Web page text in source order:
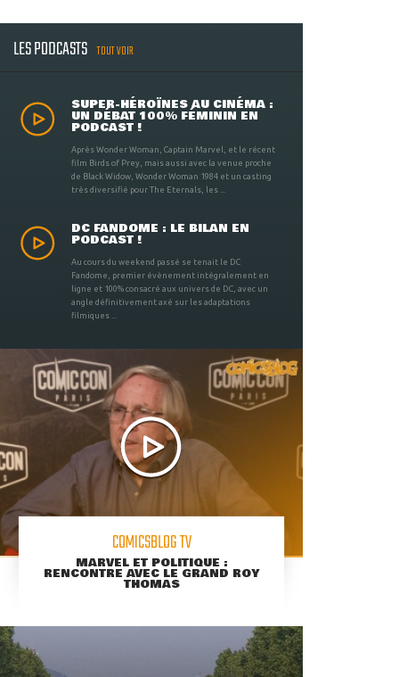
LES PODCASTS TOUT VOIR
SUPER-HÉROÏNES AU CINÉMA :
UN DÉBAT 100% FÉMININ EN
PODCAST !
Après Wonder Woman, Captain Marvel, et le récent
film Birds of Prey, mais aussi avec la venue proche
de Black Widow, Wonder Woman 1984 et un casting
très diversifié pour The Eternals, les ...
DC FANDOME : LE BILAN EN
PODCAST !
Au cours du weekend passé se tenait le DC
Fandome, premier évènement intégralement en
ligne et 100% consacré aux univers de DC, avec un
angle définitivement axé sur les adaptations
filmiques ...
COMICSBLOG TV
MARVEL ET POLITIQUE :
RENCONTRE AVEC LE GRAND ROY
THOMAS